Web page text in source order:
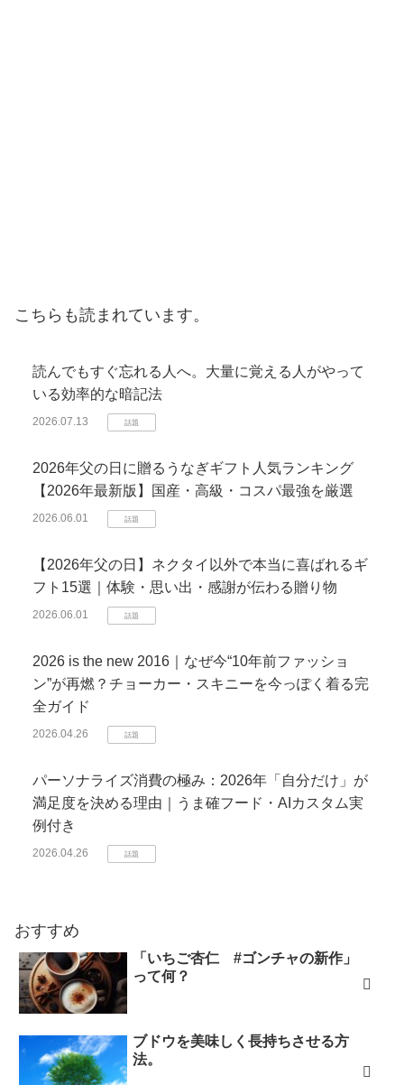
こちらも読まれています。
読んでもすぐ忘れる人へ。大量に覚える人がやって
いる効率的な暗記法
2026.07.13 話題
2026年父の日に贈るうなぎギフト人気ランキング
【2026年最新版】国産・高級・コスパ最強を厳選
2026.06.01 話題
【2026年父の日】ネクタイ以外で本当に喜ばれるギ
フト15選｜体験・思い出・感謝が伝わる贈り物
2026.06.01 話題
2026 is the new 2016｜なぜ今“10年前ファッショ
ン”が再燃？チョーカー・スキニーを今っぽく着る完
全ガイド
2026.04.26 話題
パーソナライズ消費の極み：2026年「自分だけ」が
満足度を決める理由｜うま確フード・AIカスタム実
例付き
2026.04.26 話題
おすすめ
「いちご杏仁 #ゴンチャの新作」
って何？
ブドウを美味しく長持ちさせる方
法。